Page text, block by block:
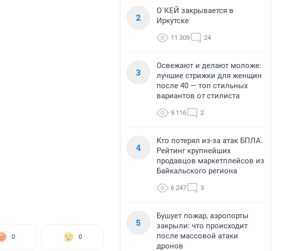
0 0
2
О`КЕЙ закрывается в
Иркутске
11 309 24
3
Освежают и делают моложе:
лучшие стрижки для женщин
после 40 — топ стильных
вариантов от стилиста
9 116 2
4
Кто потерял из-за атак БПЛА.
Рейтинг крупнейших
продавцов маркетплейсов из
Байкальского региона
6 247 3
5
Бушует пожар, аэропорты
закрыли: что происходит
после массовой атаки
дронов